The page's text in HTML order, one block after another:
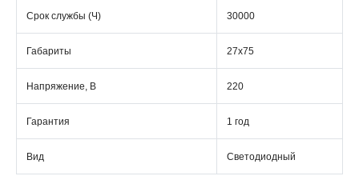
Срок службы (Ч) 30000
Габариты 27x75
Напряжение, В 220
Гарантия 1 год
Вид Светодиодный